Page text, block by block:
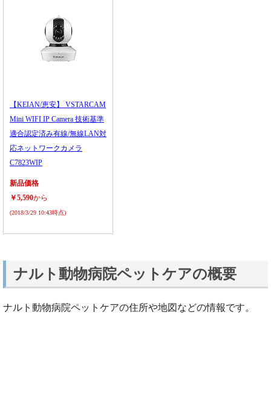
【KEIAN/恵安】 VSTARCAM
Mini WIFI IP Camera 技術基準
適合認定済み有線/無線LAN対
応ネットワークカメラ
C7823WIP
新品価格
￥5,590から
(2018/3/29 10:43時点)
ナルト動物病院ペットケアの概要
ナルト動物病院ペットケアの住所や地図などの情報です。